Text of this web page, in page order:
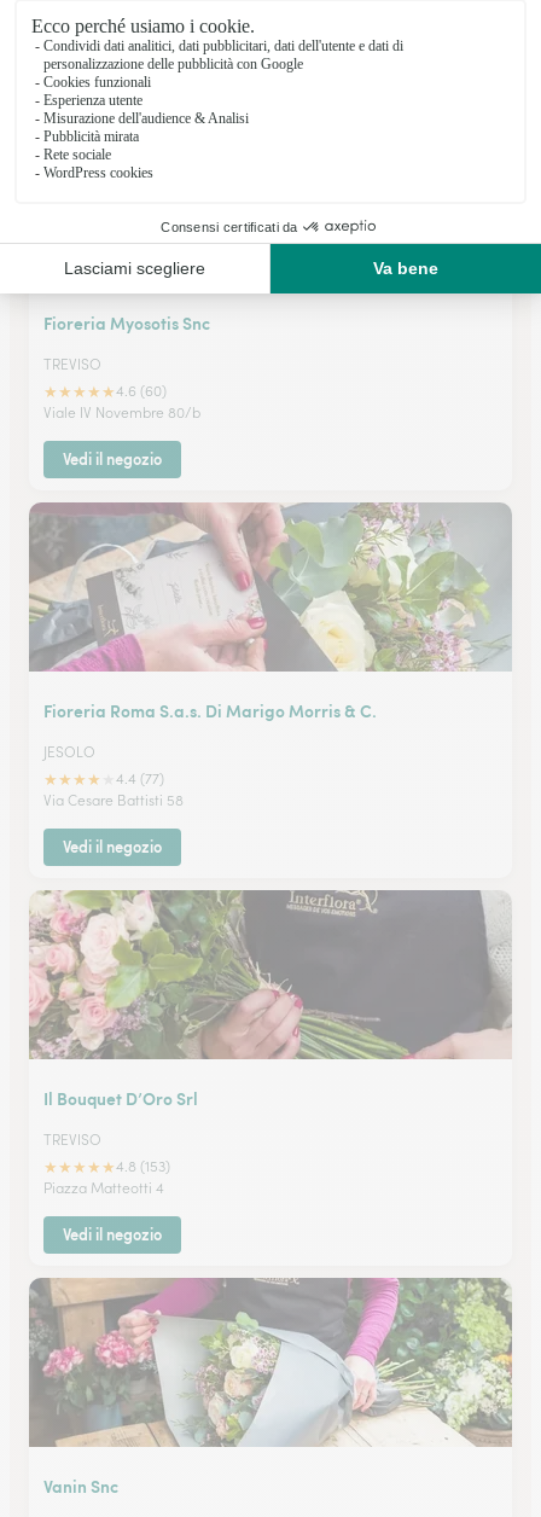
Corso del Popolo 937
Vedi il negozio
Fioreria Myosotis Snc
TREVISO
★★★★★4.6 (60)
Viale IV Novembre 80/b
Vedi il negozio
Fioreria Roma S.a.s. Di Marigo Morris & C.
JESOLO
★★★★
4.4 (77)
Via Cesare Battisti 58
Vedi il negozio
Il Bouquet D’Oro Srl
TREVISO
★★★★★4.8 (153)
Piazza Matteotti 4
Vedi il negozio
Vanin Snc